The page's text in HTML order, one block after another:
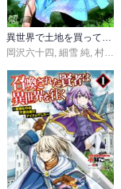
異世界で土地を買って農場を作ろう
岡沢六十四 , 細雪 純, 村上ゆいち